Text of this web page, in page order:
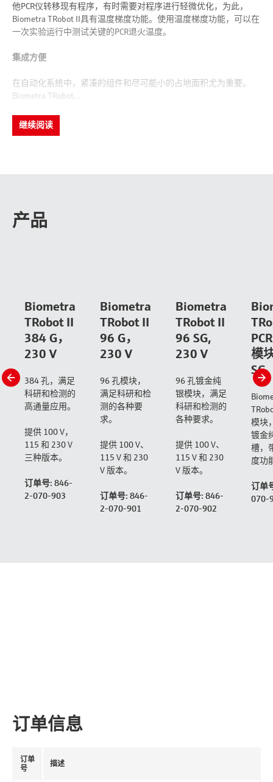
他PCR仪转移现有程序，有时需要对程序进行轻微优化，为此，
Biometra TRobot II具有温度梯度功能。使用温度梯度功能，可以在
一次实验运行中测试关键的PCR退火温度。
集成方便
在自动化系统中，紧凑的组件和尽可能小的占地面积尤为重要。
Biometra TRobot...
继续阅读
产品
Biometra
TRobot II
384 G，
230 V
384 孔，满足
科研和检测的
高通量应用。
提供 100 V，
115 和 230 V
三种版本。
订单号: 846-
2-070-903
Biometra
TRobot II
96 G，
230 V
96 孔模块，
满足科研和检
测的各种要
求。
提供 100 V、
115 V 和 230
V 版本。
订单号: 846-
2-070-901
Biometra
TRobot II
96 SG,
230 V
96 孔镀金纯
银模块，满足
科研和检测的
各种要求。
提供 100 V、
115 V 和 230
V 版本。
订单号: 846-
2-070-902
模
SG
模块
镀金
槽，
度功
订单
070-
slide
left
订单信息
订单
号
描述